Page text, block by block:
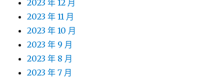
2023 年 12 月
2023 年 11 月
2023 年 10 月
2023 年 9 月
2023 年 8 月
2023 年 7 月